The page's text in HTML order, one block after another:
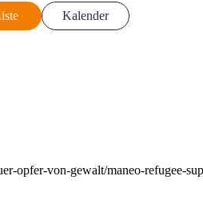
Kalender
opfer-von-gewalt/maneo-refugee-